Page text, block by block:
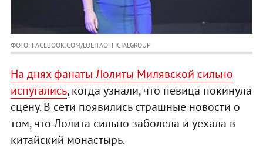
ФОТО: FACEBOOK.COM/LOLITAOFFICIALGROUP
На днях фанаты Лолиты Милявской сильно
испугались, когда узнали, что певица покинула
сцену. В сети появились страшные новости о
том, что Лолита сильно заболела и уехала в
китайский монастырь.